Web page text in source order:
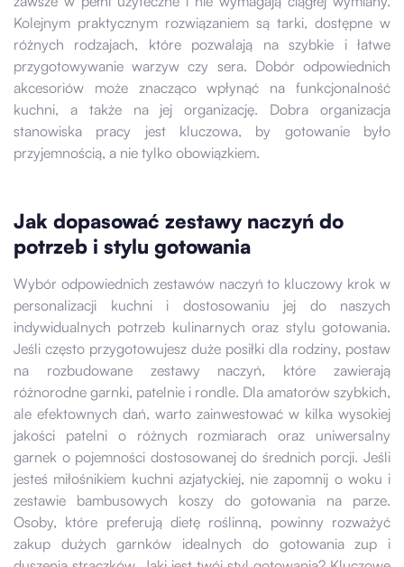
Kolejnym praktycznym rozwiązaniem są tarki, dostępne w
różnych rodzajach, które pozwalają na szybkie i łatwe
przygotowywanie warzyw czy sera. Dobór odpowiednich
akcesoriów może znacząco wpłynąć na funkcjonalność
kuchni, a także na jej organizację. Dobra organizacja
stanowiska pracy jest kluczowa, by gotowanie było
przyjemnością, a nie tylko obowiązkiem.
Jak dopasować zestawy naczyń do
potrzeb i stylu gotowania
Wybór odpowiednich zestawów naczyń to kluczowy krok w
personalizacji kuchni i dostosowaniu jej do naszych
indywidualnych potrzeb kulinarnych oraz stylu gotowania.
Jeśli często przygotowujesz duże posiłki dla rodziny, postaw
na rozbudowane zestawy naczyń, które zawierają
różnorodne garnki, patelnie i rondle. Dla amatorów szybkich,
ale efektownych dań, warto zainwestować w kilka wysokiej
jakości patelni o różnych rozmiarach oraz uniwersalny
garnek o pojemności dostosowanej do średnich porcji. Jeśli
jesteś miłośnikiem kuchni azjatyckiej, nie zapomnij o woku i
zestawie bambusowych koszy do gotowania na parze.
Osoby, które preferują dietę roślinną, powinny rozważyć
zakup dużych garnków idealnych do gotowania zup i